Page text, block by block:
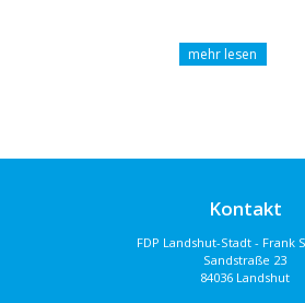
Kontakt
FDP Landshut-Stadt - Frank
Sandstraße 23
84036 Landshut